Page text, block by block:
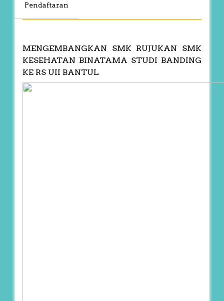
Pendaftaran
MENGEMBANGKAN SMK RUJUKAN SMK
KESEHATAN BINATAMA STUDI BANDING
KE RS UII BANTUL